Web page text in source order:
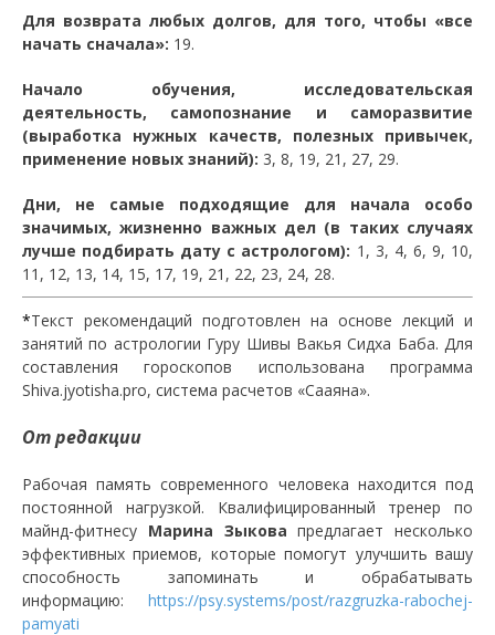
Для возврата любых долгов, для того, чтобы «все
начать сначала»: 19.
Начало обучения, исследовательская
деятельность, самопознание и саморазвитие
(выработка нужных качеств, полезных привычек,
применение новых знаний): 3, 8, 19, 21, 27, 29.
Дни, не самые подходящие для начала особо
значимых, жизненно важных дел (в таких случаях
лучше подбирать дату с астрологом): 1, 3, 4, 6, 9, 10,
11, 12, 13, 14, 15, 17, 19, 21, 22, 23, 24, 28.
*Текст рекомендаций подготовлен на основе лекций и
занятий по астрологии Гуру Шивы Вакья Сидха Баба. Для
составления гороскопов использована программа
Shiva.jyotisha.pro, система расчетов «Сааяна».
От редакции
Рабочая память современного человека находится под
постоянной нагрузкой. Квалифицированный тренер по
майнд-фитнесу Марина Зыкова предлагает несколько
эффективных приемов, которые помогут улучшить вашу
способность запоминать и обрабатывать
информацию: https://psy.systems/post/razgruzka-rabochej-
pamyati